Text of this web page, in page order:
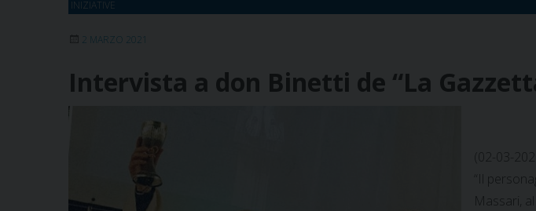
INIZIATIVE
2 MARZO 2021
Intervista a don Binetti de “La
(02-03-
“Il
Massari,